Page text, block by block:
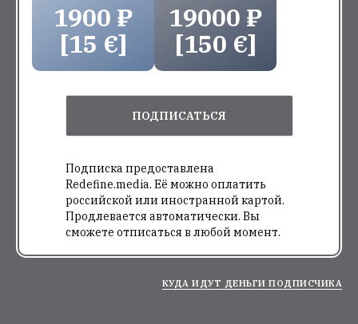
1900 ₽
[15 €]
19000 ₽
[150 €]
ПОДПИСАТЬСЯ
Подписка предоставлена
Redefine.media. Её можно оплатить
российской или иностранной картой.
Продлевается автоматически. Вы
сможете отписаться в любой момент.
КУДА ИДУТ ДЕНЬГИ ПОДПИСЧИКА